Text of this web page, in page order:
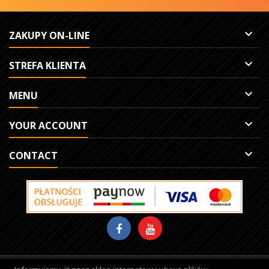
ZAKUPY ON-LINE 
STREFA KLIENTA 
MENU 
YOUR ACCOUNT 
CONTACT 